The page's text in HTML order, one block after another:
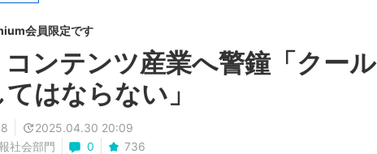
会員限定です
ンテンツ産業へ警鐘「クー
はならない」
2025.04.30 20:09
社会部門
0 736